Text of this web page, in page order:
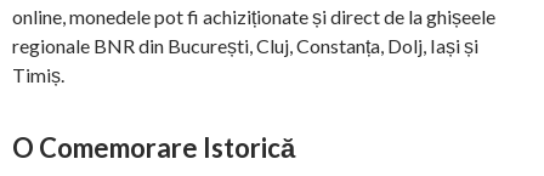
online, monedele pot fi achiziționate și direct de la ghișeele
regionale BNR din București, Cluj, Constanța, Dolj, Iași și
Timiș.
O Comemorare Istorică